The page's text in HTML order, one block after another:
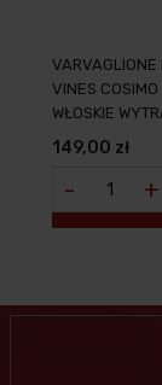
VARVAGLIONE
VINES
WŁOSKIE
149,00 zł
- +